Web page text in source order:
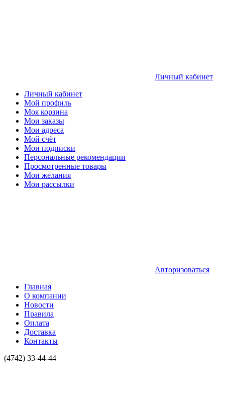
Личный кабинет
Личный кабинет
Мой профиль
Моя корзина
Мои заказы
Мои адреса
Мой счёт
Мои подписки
Персональные рекомендации
Просмотренные товары
Мои желания
Мои рассылки
Авторизоваться
Главная
О компании
Новости
Правила
Оплата
Доставка
Контакты
(4742) 33-44-44